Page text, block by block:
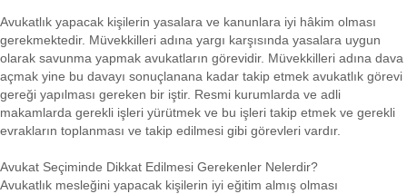
Avukatlık yapacak kişilerin yasalara ve kanunlara iyi hâkim olması
gerekmektedir. Müvekkilleri adına yargı karşısında yasalara uygun
olarak savunma yapmak avukatların görevidir. Müvekkilleri adına dava
açmak yine bu davayı sonuçlanana kadar takip etmek avukatlık görevi
gereği yapılması gereken bir iştir. Resmi kurumlarda ve adli
makamlarda gerekli işleri yürütmek ve bu işleri takip etmek ve gerekli
evrakların toplanması ve takip edilmesi gibi görevleri vardır.
Avukat Seçiminde Dikkat Edilmesi Gerekenler Nelerdir?
Avukatlık mesleğini yapacak kişilerin iyi eğitim almış olması